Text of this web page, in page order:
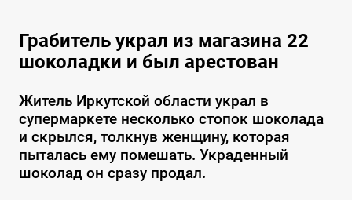
Грабитель украл из магазина 22
шоколадки и был арестован
Житель Иркутской области украл в
супермаркете несколько стопок шоколада
и скрылся, толкнув женщину, которая
пыталась ему помешать. Украденный
шоколад он сразу продал.